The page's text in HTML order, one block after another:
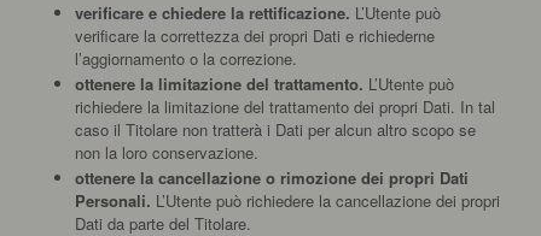
verificare e chiedere la rettificazione. L’Utente può
verificare la correttezza dei propri Dati e richiederne
l’aggiornamento o la correzione.
ottenere la limitazione del trattamento. L’Utente può
richiedere la limitazione del trattamento dei propri Dati. In tal
caso il Titolare non tratterà i Dati per alcun altro scopo se
non la loro conservazione.
ottenere la cancellazione o rimozione dei propri Dati
Personali. L’Utente può richiedere la cancellazione dei propri
Dati da parte del Titolare.